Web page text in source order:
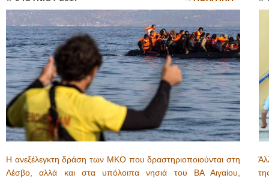
Η ανεξέλεγκτη δράση των ΜΚΟ που δραστηριοποιούνται στη
Λέσβο, αλλά και στα υπόλοιπα νησιά του ΒΑ Αιγαίου,